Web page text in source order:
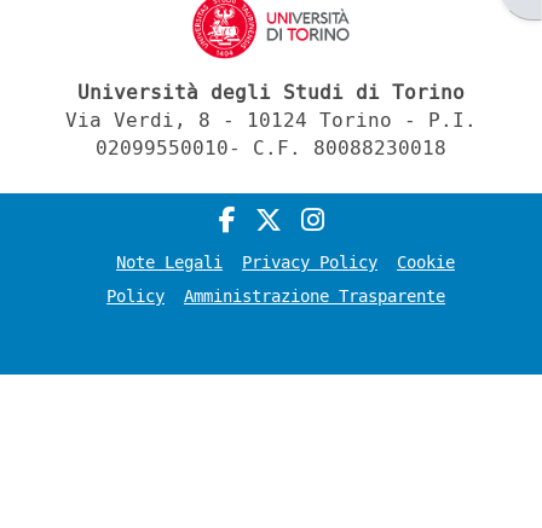
Università degli Studi di Torino
Via Verdi, 8 - 10124 Torino - P.I.
02099550010- C.F. 80088230018
Note Legali Privacy Policy
Cookie
Policy
Amministrazione Trasparente